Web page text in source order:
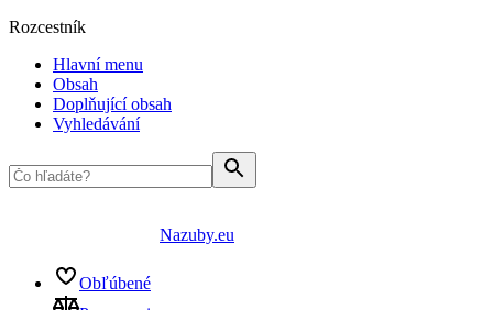
Rozcestník
Hlavní menu
Obsah
Doplňující obsah
Vyhledávání
Nazuby.eu
Obľúbené